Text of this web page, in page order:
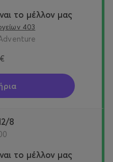
το μέλλον μας
403
8
το μέλλον μας